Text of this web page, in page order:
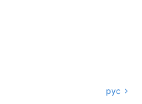
рус